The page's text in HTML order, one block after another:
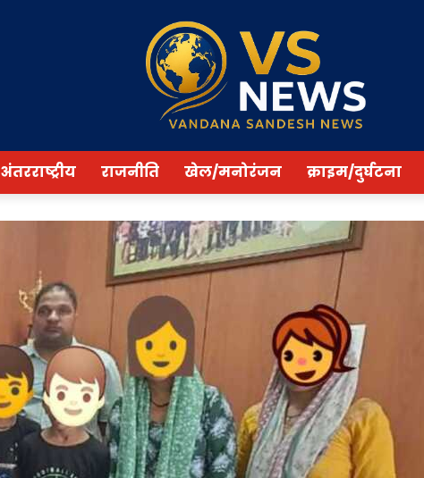
अंतरराष्ट्रीय राजनीति खेल/मनोरंजन क्राइम/दुर्घटना